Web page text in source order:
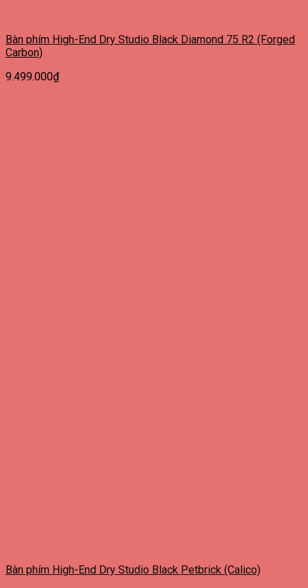
Bàn phím High-End Dry Studio Black Diamond 75 R2 (Forged
Carbon)
9.499.000₫
Bàn phím High-End Dry Studio Black Petbrick (Calico)